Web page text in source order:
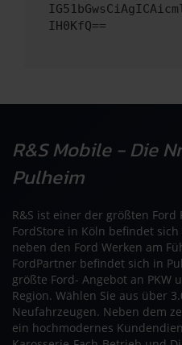
IH0KfQ==
R&S Mobile - Die
Pulheim
R&S ist einer der größten
FordStore in Köln befindet
neben den Ford Werken am
FordPartner befindet sich in
größte Ford- Angebot an PKW
Region. Wählen Sie aus über
Neufahrzeugen. Neben dem
ein hochmodernes